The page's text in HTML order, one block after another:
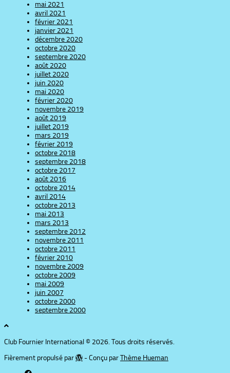
mai 2021
avril 2021
février 2021
janvier 2021
décembre 2020
octobre 2020
septembre 2020
août 2020
juillet 2020
juin 2020
mai 2020
février 2020
novembre 2019
août 2019
juillet 2019
mars 2019
février 2019
octobre 2018
septembre 2018
octobre 2017
août 2016
octobre 2014
avril 2014
octobre 2013
mai 2013
mars 2013
septembre 2012
novembre 2011
octobre 2011
février 2010
novembre 2009
octobre 2009
mai 2009
juin 2007
octobre 2000
septembre 2000
Club Fournier International © 2026. Tous droits réservés.
Fièrement propulsé par
- Conçu parThème Hueman